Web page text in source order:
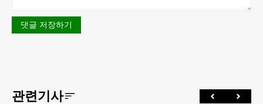
댓글 저장하기
관련기사